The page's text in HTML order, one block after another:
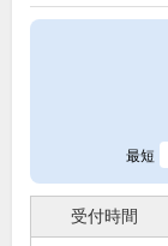
最短
受付時間